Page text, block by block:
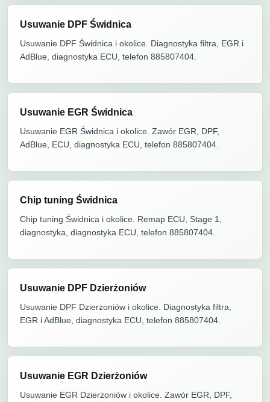
Usuwanie DPF Świdnica
Usuwanie DPF Świdnica i okolice. Diagnostyka filtra, EGR i
AdBlue, diagnostyka ECU, telefon 885807404.
Usuwanie EGR Świdnica
Usuwanie EGR Świdnica i okolice. Zawór EGR, DPF,
AdBlue, ECU, diagnostyka ECU, telefon 885807404.
Chip tuning Świdnica
Chip tuning Świdnica i okolice. Remap ECU, Stage 1,
diagnostyka, diagnostyka ECU, telefon 885807404.
Usuwanie DPF Dzierżoniów
Usuwanie DPF Dzierżoniów i okolice. Diagnostyka filtra,
EGR i AdBlue, diagnostyka ECU, telefon 885807404.
Usuwanie EGR Dzierżoniów
Usuwanie EGR Dzierżoniów i okolice. Zawór EGR, DPF,